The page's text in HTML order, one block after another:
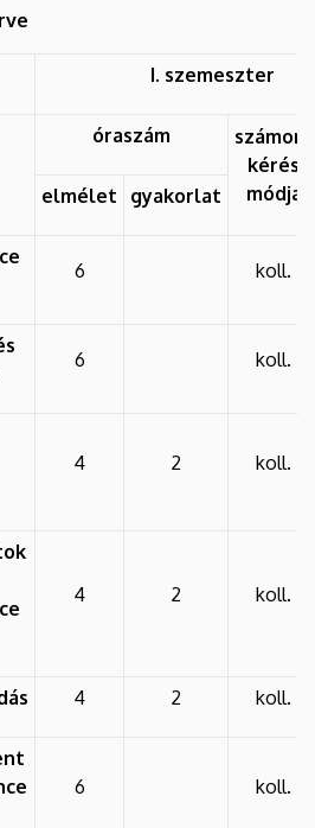
I. szemeszter
óraszám
számon-
kérés
módja
elmélet gyakorlat
6 koll.
6 koll.
4 2 koll.
4 2 koll.
4 2 koll.
6 koll.